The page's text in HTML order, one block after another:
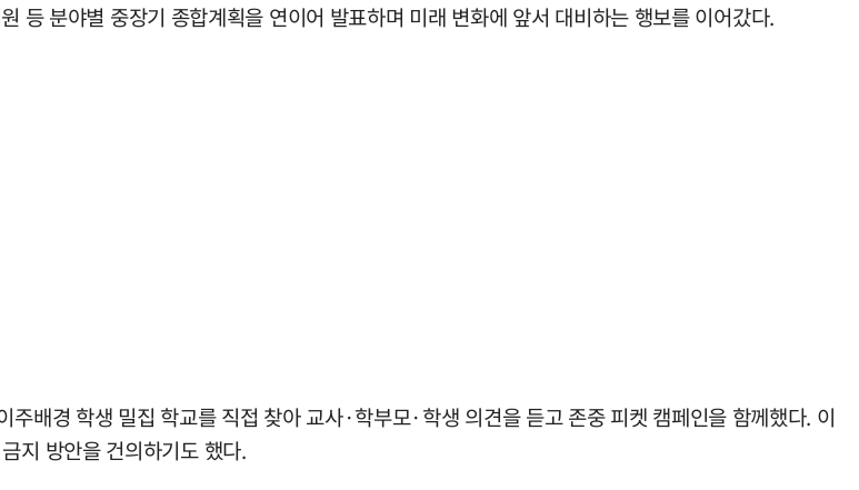
분야별 중장기 종합계획을 연이어 발표하며 미래 변화에 앞서 대비하는 행보를 이어갔다.
배경 학생 밀집 학교를 직접 찾아 교사·학부모·학생 의견을 듣고 존중 피켓 캠페인을 함께했다. 이
지 방안을 건의하기도 했다.